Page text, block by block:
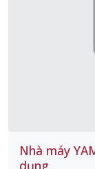
Nhà máy
dụng